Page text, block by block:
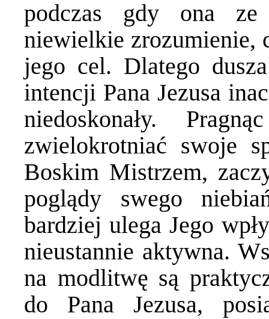
podczas gdy ona
niewielkie zrozumienie,
jego cel. Dlatego
intencji Pana Jezusa
niedoskonały.
zwielokrotniać swoje
Boskim Mistrzem,
poglądy swego
bardziej ulega Jego
nieustannie aktywna.
na modlitwę są
do Pana Jezusa,